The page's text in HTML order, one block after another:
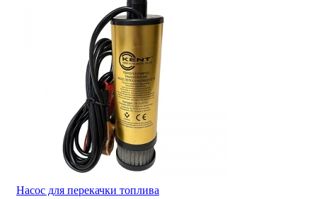
Насос для перекачки топлива